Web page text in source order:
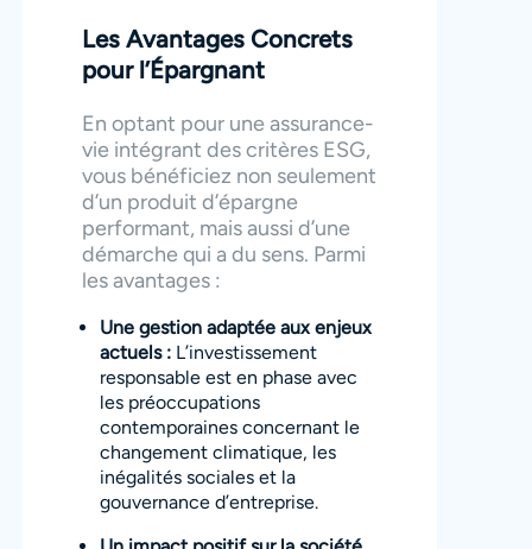
Les Avantages Concrets
pour l’Épargnant
En optant pour une assurance-
vie intégrant des critères ESG,
vous bénéficiez non seulement
d’un produit d’épargne
performant, mais aussi d’une
démarche qui a du sens. Parmi
les avantages :
Une gestion adaptée aux enjeux
actuels :L’investissement
responsable est en phase avec
les préoccupations
contemporaines concernant le
changement climatique, les
inégalités sociales et la
gouvernance d’entreprise.